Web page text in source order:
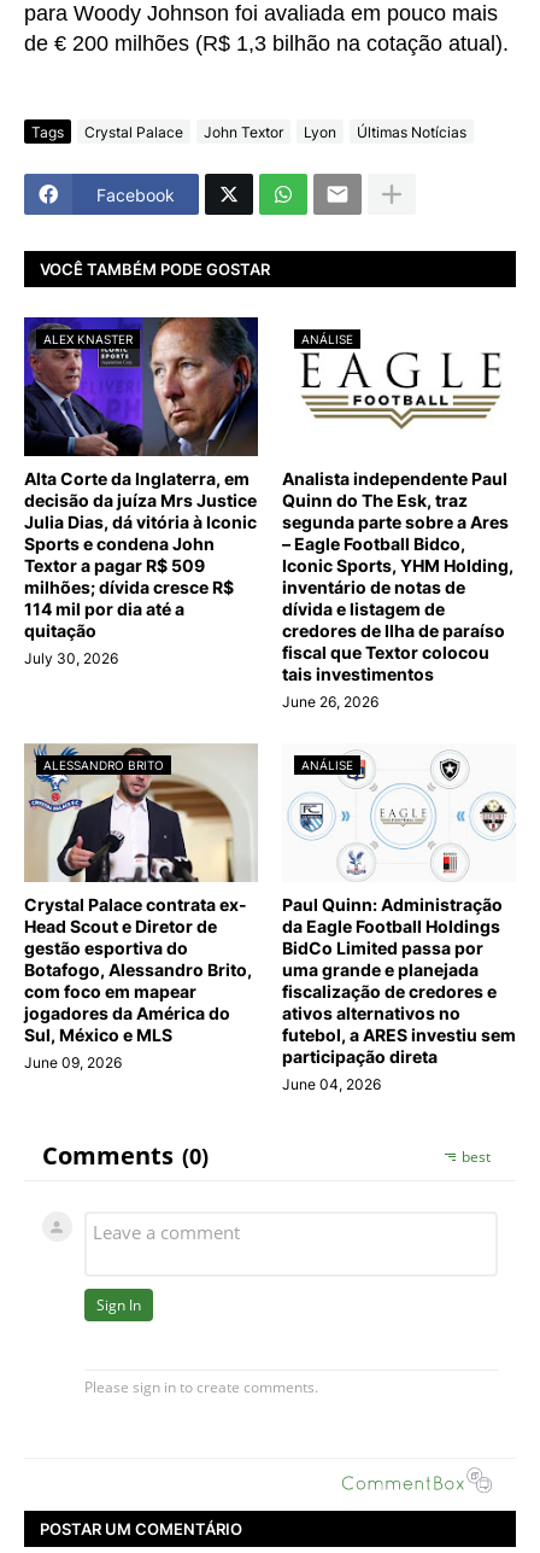
para Woody Johnson foi avaliada em pouco mais
de € 200 milhões (R$ 1,3 bilhão na cotação atual).
Tags Crystal Palace John Textor Lyon Últimas Notícias
Facebook
VOCÊ TAMBÉM PODE GOSTAR
ALEX KNASTER
Alta Corte da Inglaterra, em
decisão da juíza Mrs Justice
Julia Dias, dá vitória à Iconic
Sports e condena John
Textor a pagar R$ 509
milhões; dívida cresce R$
114 mil por dia até a
quitação
July 30, 2026
ANÁLISE
Analista independente Paul
Quinn do The Esk, traz
segunda parte sobre a Ares
– Eagle Football Bidco,
Iconic Sports, YHM Holding,
inventário de notas de
dívida e listagem de
credores de Ilha de paraíso
fiscal que Textor colocou
tais investimentos
June 26, 2026
ALESSANDRO BRITO
Crystal Palace contrata ex-
Head Scout e Diretor de
gestão esportiva do
Botafogo, Alessandro Brito,
com foco em mapear
jogadores da América do
Sul, México e MLS
June 09, 2026
ANÁLISE
Paul Quinn: Administração
da Eagle Football Holdings
BidCo Limited passa por
uma grande e planejada
fiscalização de credores e
ativos alternativos no
futebol, a ARES investiu sem
participação direta
June 04, 2026
POSTAR UM COMENTÁRIO